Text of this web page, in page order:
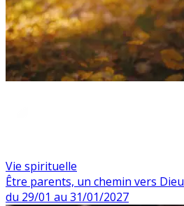
Vie spirituelle
Être parents, un chemin vers Dieu
du 29/01 au 31/01/2027